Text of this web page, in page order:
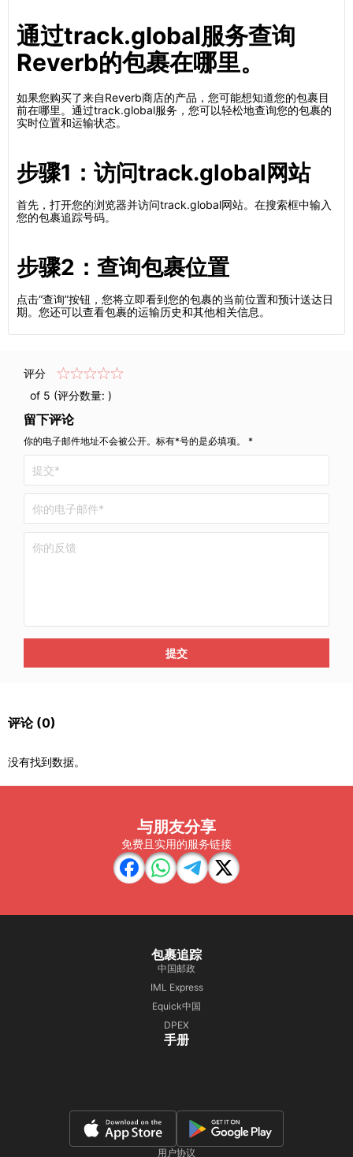
通过track.global服务查询
Reverb的包裹在哪里。
如果您购买了来自Reverb商店的产品，您可能想知道您的包裹目
前在哪里。通过track.global服务，您可以轻松地查询您的包裹的
实时位置和运输状态。
步骤1：访问track.global网站
首先，打开您的浏览器并访问track.global网站。在搜索框中输入
您的包裹追踪号码。
步骤2：查询包裹位置
点击“查询”按钮，您将立即看到您的包裹的当前位置和预计送达日
期。您还可以查看包裹的运输历史和其他相关信息。
评分
of 5 (评分数量: )
留下评论
你的电子邮件地址不会被公开。标有*号的是必填项。 *
提交
评论 (0)
没有找到数据。
与朋友分享
免费且实用的服务链接
包裹追踪
中国邮政
IML Express
Equick中国
DPEX
手册
用户协议